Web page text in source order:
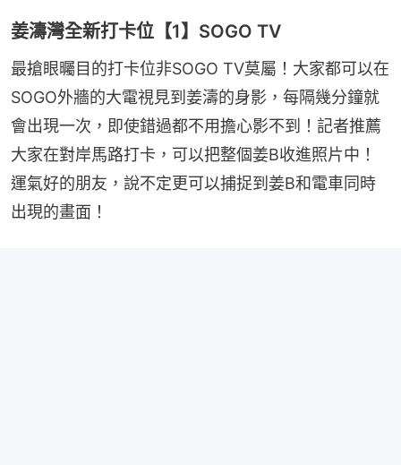
姜濤灣全新打卡位【1】SOGO TV
最搶眼曯目的打卡位非SOGO TV莫屬！大家都可以在
SOGO外牆的大電視見到姜濤的身影，每隔幾分鐘就
會出現一次，即使錯過都不用擔心影不到！記者推薦
大家在對岸馬路打卡，可以把整個姜B收進照片中！
運氣好的朋友，說不定更可以捕捉到姜B和電車同時
出現的畫面！